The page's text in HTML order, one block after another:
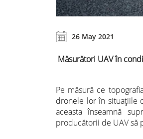
26 May 2021
Măsurători UAV în
Pe măsură ce
dronele lor în situațiile
aceasta înseamnă
producătorii de UAV să